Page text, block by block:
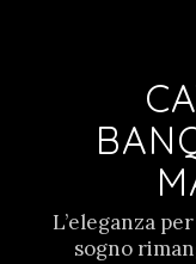
L’eleganza
sogno